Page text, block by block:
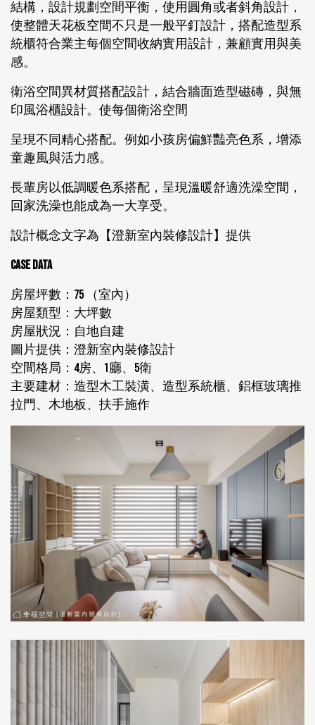
結構，設計規劃空間平衡，使用圓角或者斜角設計，
使整體天花板空間不只是一般平釘設計，搭配造型系
統櫃符合業主每個空間收納實用設計，兼顧實用與美
感。
衛浴空間異材質搭配設計，結合牆面造型磁磚，與無
印風浴櫃設計。使每個衛浴空間
呈現不同精心搭配。例如小孩房偏鮮豔亮色系，增添
童趣風與活力感。
長輩房以低調暖色系搭配，呈現溫暖舒適洗澡空間，
回家洗澡也能成為一大享受。
設計概念文字為【澄新室內裝修設計】提供
CASE DATA
房屋坪數：75 （室內）
房屋類型：大坪數
房屋狀況：自地自建
圖片提供：澄新室內裝修設計
空間格局：4房、1廳、5衛
主要建材：造型木工裝潢、造型系統櫃、鋁框玻璃推
拉門、木地板、扶手施作